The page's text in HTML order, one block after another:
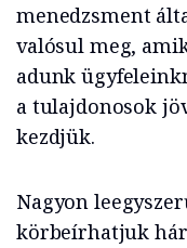
menedzsment
valósul meg,
adunk
a tulajdonosok
kezdjük.
Nagyon
körbeírhatjuk